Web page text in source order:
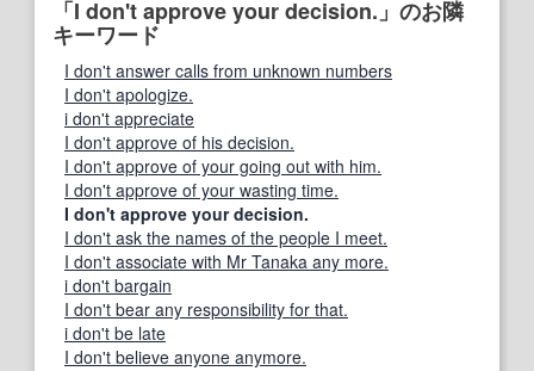
「I don't approve your decision.」のお隣
キーワード
I don't answer calls from unknown numbers
I don't apologize.
i don't appreciate
I don't approve of his decision.
I don't approve of your going out with him.
I don't approve of your wasting time.
I don't approve your decision.
I don't ask the names of the people I meet.
I don't associate with Mr Tanaka any more.
i don't bargain
I don't bear any responsibility for that.
i don't be late
I don't believe anyone anymore.